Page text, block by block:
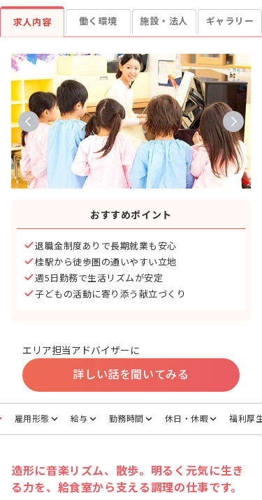
求人内容 働く環境 施設・法人 ギャラリー
おすすめポイント
退職金制度ありで長期就業も安心
桂駅から徒歩圏の通いやすい立地
週5日勤務で生活リズムが安定
子どもの活動に寄り添う献立づくり
エリア担当アドバイザーに
詳しい話を聞いてみる
雇用形態 給与 勤務時間 休日・休暇 福利厚生
造形に音楽リズム、散歩。明るく元気に生き
る力を、給食室から支える調理の仕事です。